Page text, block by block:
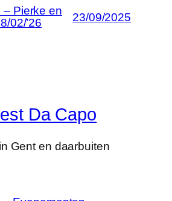
– Pierke en
02/’26
23/09/2025
Da Capo
Gent en daarbuiten